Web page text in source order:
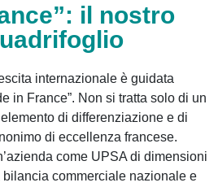
il nostro
internazionale è guidata
in France”. Non si tratta solo di un
di differenziazione e di
di eccellenza francese.
come UPSA di dimensioni
commerciale nazionale e